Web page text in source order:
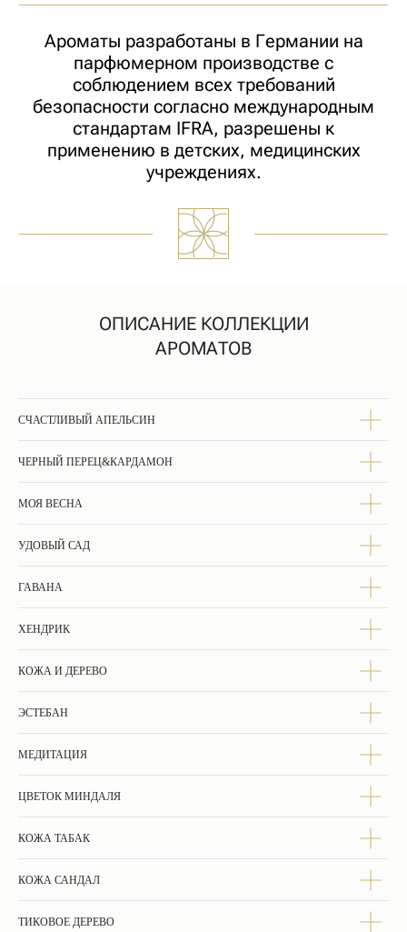
ОПИСАНИЕ КОЛЛЕКЦИИ
АРОМАТОВ
СЧАСТЛИВЫЙ АПЕЛЬСИН
ЧЕРНЫЙ ПЕРЕЦ&КАРДАМОН
МОЯ ВЕСНА
УДОВЫЙ САД
ГАВАНА
ХЕНДРИК
КОЖА И ДЕРЕВО
ЭСТЕБАН
МЕДИТАЦИЯ
ЦВЕТОК МИНДАЛЯ
КОЖА ТАБАК
КОЖА САНДАЛ
ТИКОВОЕ ДЕРЕВО
ВАМ МОЖЕТ ТАКЖЕ
ПОНРАВИТЬСЯ
КАК ЗАКАЗАТЬ
Добавьте выбранные изделия в корзину.
Оформите и оплатите заказ онлайн.
доставки и состав заказа.
Посылка будет отправлена согласно
от транспортной компании.